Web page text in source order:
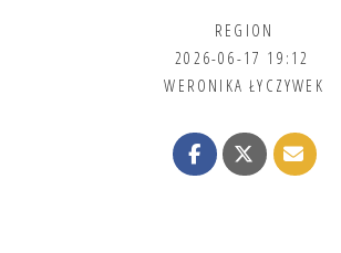
REGION
2026-06-17 19:12
WERONIKA ŁYCZYWEK